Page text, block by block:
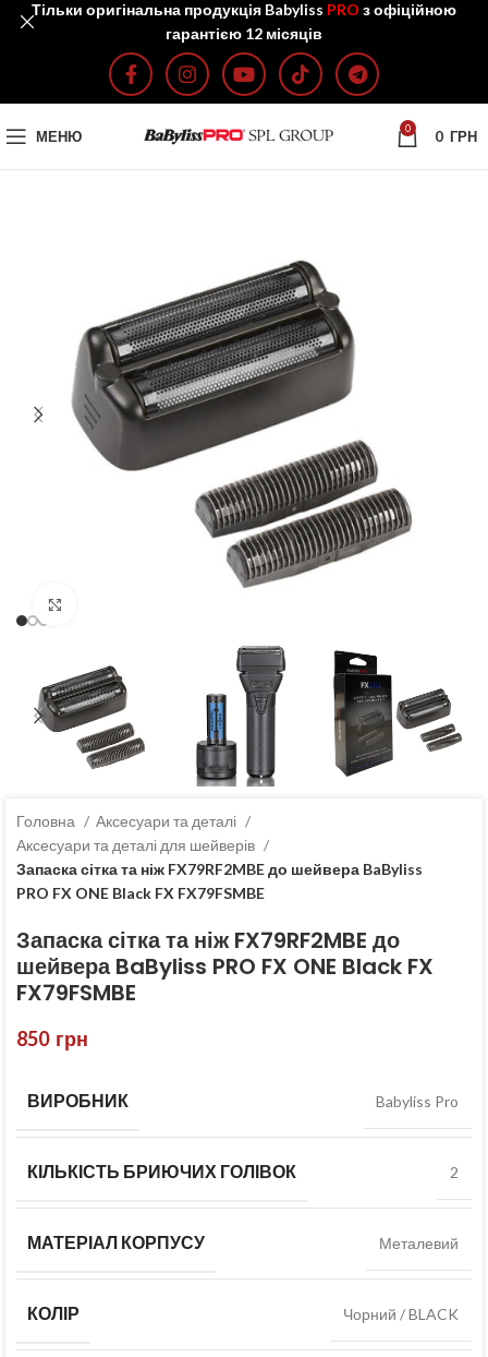
МЕНЮ 0 0 ГРН
Головна
Аксесуари та деталі
Аксесуари та деталі для шейверів
Запаска сітка та ніж FX79RF2MBE до шейвера BaByliss
PRO FX ONE Black FX FX79FSMBE
Запаска сітка та ніж FX79RF2MBE до
шейвера BaByliss PRO FX ONE Black FX
FX79FSMBE
850 грн
ВИРОБНИК Babyliss Pro
КІЛЬКІСТЬ БРИЮЧИХ ГОЛІВОК 2
МАТЕРІАЛ КОРПУСУ Металевий
КОЛІР Чорний / BLACK
Тільки оригінальна продукція Babyliss PRO з офіційною
гарантією 12 місяців